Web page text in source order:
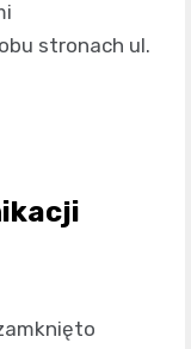
stronach ul.